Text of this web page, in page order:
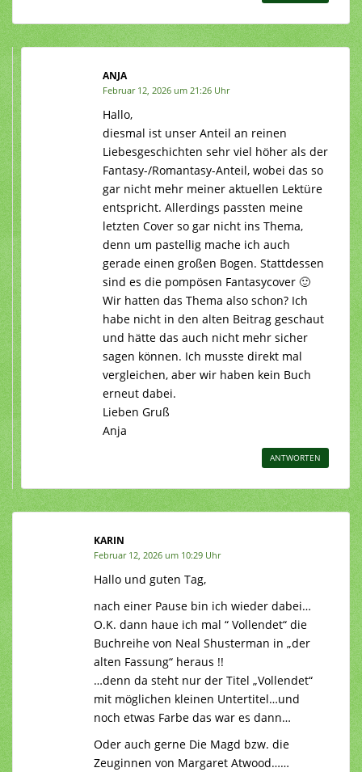
ANJA
Februar 12, 2026 um 21:26 Uhr
Hallo,
diesmal ist unser Anteil an reinen
Liebesgeschichten sehr viel höher als der
Fantasy-/Romantasy-Anteil, wobei das so
gar nicht mehr meiner aktuellen Lektüre
entspricht. Allerdings passten meine
letzten Cover so gar nicht ins Thema,
denn um pastellig mache ich auch
gerade einen großen Bogen. Stattdessen
sind es die pompösen Fantasycover 🙂
Wir hatten das Thema also schon? Ich
habe nicht in den alten Beitrag geschaut
und hätte das auch nicht mehr sicher
sagen können. Ich musste direkt mal
vergleichen, aber wir haben kein Buch
erneut dabei.
Lieben Gruß
Anja
ANTWORTEN
KARIN
Februar 12, 2026 um 10:29 Uhr
Hallo und guten Tag,
nach einer Pause bin ich wieder dabei…
O.K. dann haue ich mal “ Vollendet“ die
Buchreihe von Neal Shusterman in „der
alten Fassung“ heraus !!
…denn da steht nur der Titel „Vollendet“
mit möglichen kleinen Untertitel…und
noch etwas Farbe das war es dann…
Oder auch gerne Die Magd bzw. die
Zeuginnen von Margaret Atwood……